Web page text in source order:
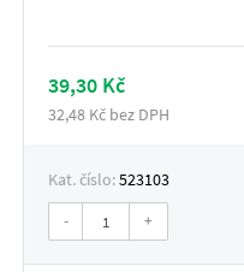
39,30 Kč
32,48 Kč bez DPH
Kat. číslo:523103
- +